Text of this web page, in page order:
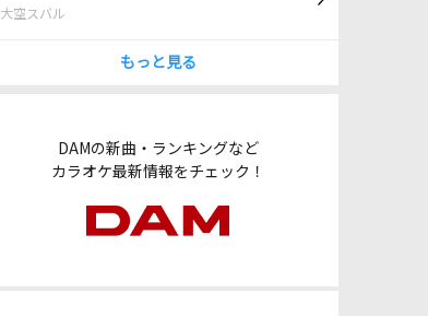
大空スバル
もっと見る
DAMの新曲・ランキングなど
カラオケ最新情報をチェック！